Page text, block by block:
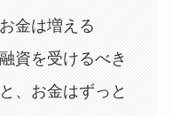
金は増える
資を受けるべき
、お金はずっと